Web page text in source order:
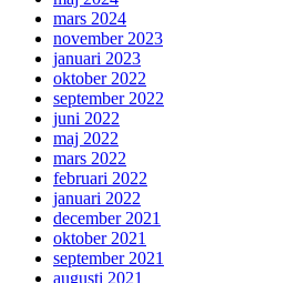
mars 2024
november 2023
januari 2023
oktober 2022
september 2022
juni 2022
maj 2022
mars 2022
februari 2022
januari 2022
december 2021
oktober 2021
september 2021
augusti 2021